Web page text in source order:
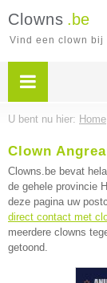
Clowns .be
Vind een clown bij
U bent nu hier: Home
Clown
Clowns.be bevat
de gehele provincie
deze pagina uw
direct contact met
meerdere clowns
getoond.